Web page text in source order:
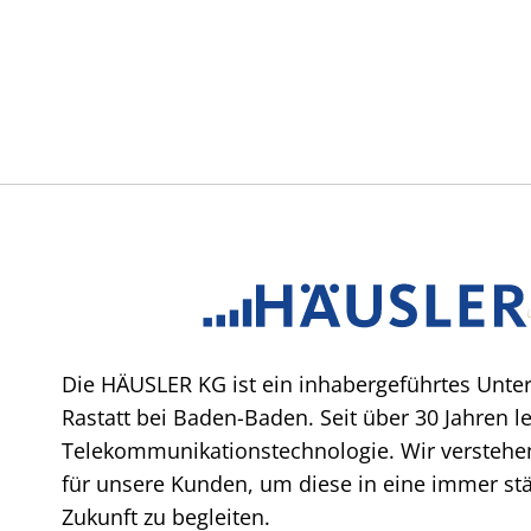
Die HÄUSLER KG ist ein inhabergeführtes
Rastatt bei Baden-Baden. Seit über 30 Jahren
Telekommunikationstechnologie. Wir
für unsere Kunden, um diese in eine immer
Zukunft zu begleiten.